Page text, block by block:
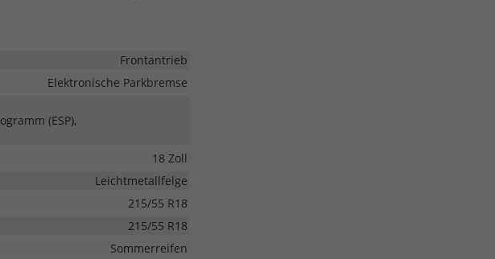
Frontantrieb
Elektronische Parkbremse
(ESP),
18 Zoll
Leichtmetallfelge
215/55 R18
215/55 R18
Sommerreifen